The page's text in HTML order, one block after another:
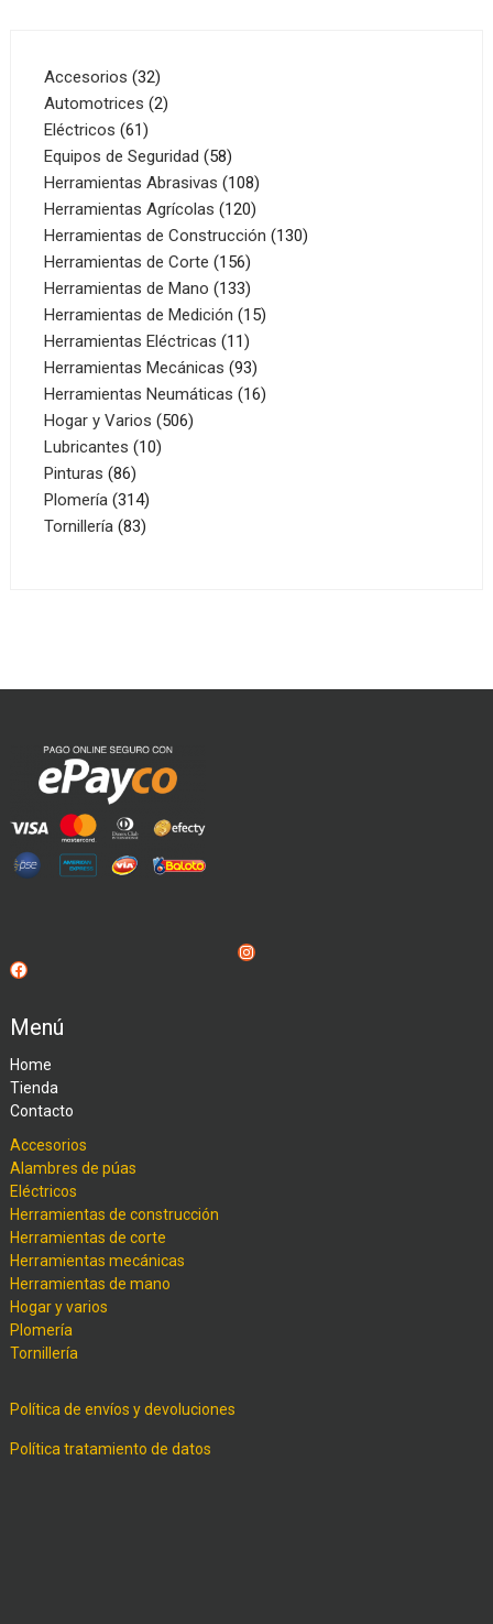
Accesorios 3232
productos
Automotrices 22
Eléctricos 6161
productos
Equipos de Seguridad 5858
productos
Herramientas Abrasivas 108108
productos
Herramientas Agrícolas 120120
productos
Herramientas de Construcción 130130
Herramientas de Corte 156156
productos
Herramientas de Mano 133133
productos
Herramientas de Medición 1515
Herramientas Eléctricas 1111
productos
Herramientas Mecánicas 9393
productos
Herramientas Neumáticas 1616
Hogar y Varios 506506
Lubricantes 1010
Pinturas 8686
productos
Plomería 314314
productos
Tornillería 8383
Instagram
Facebook
Menú
Home
Tienda
Contacto
Accesorios
Alambres de púas
Eléctricos
Herramientas de construcción
Herramientas de corte
Herramientas mecánicas
Herramientas de mano
Hogar y varios
Plomería
Tornillería
Política de envíos y devoluciones
Política tratamiento de datos